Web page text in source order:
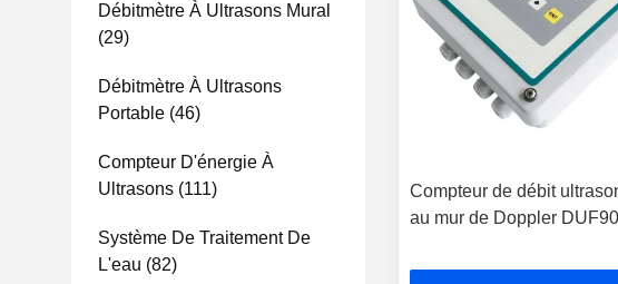
Débitmètre À Ultrasons Mural
(29)
Débitmètre À Ultrasons
Portable (46)
Compteur D'énergie À
Ultrasons (111)
Système De Traitement De
L'eau (82)
Compteur de débit
au mur de Doppler